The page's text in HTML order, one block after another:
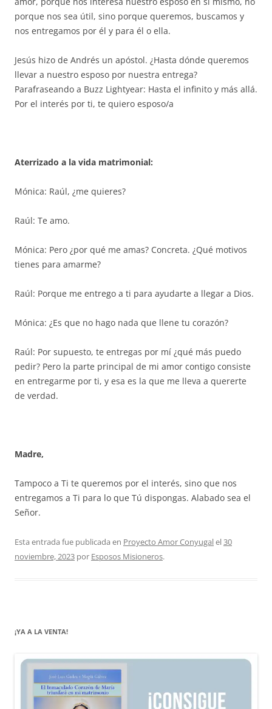
porque nos sea útil, sino porque queremos, buscamos y
nos entregamos por él y para él o ella.
Jesús hizo de Andrés un apóstol. ¿Hasta dónde queremos
llevar a nuestro esposo por nuestra entrega?
Parafraseando a Buzz Lightyear: Hasta el infinito y más allá.
Por el interés por ti, te quiero esposo/a
Aterrizado a la vida matrimonial:
Mónica: Raúl, ¿me quieres?
Raúl: Te amo.
Mónica: Pero ¿por qué me amas? Concreta. ¿Qué motivos
tienes para amarme?
Raúl: Porque me entrego a ti para ayudarte a llegar a Dios.
Mónica: ¿Es que no hago nada que llene tu corazón?
Raúl: Por supuesto, te entregas por mí ¿qué más puedo
pedir? Pero la parte principal de mi amor contigo consiste
en entregarme por ti, y esa es la que me lleva a quererte
de verdad.
Madre,
Tampoco a Ti te queremos por el interés, sino que nos
entregamos a Ti para lo que Tú dispongas. Alabado sea el
Señor.
Esta entrada fue publicada en Proyecto Amor Conyugalel30
noviembre, 2023 por Esposos Misioneros.
¡YA A LA VENTA!